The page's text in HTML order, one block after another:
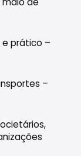
e prático –
–